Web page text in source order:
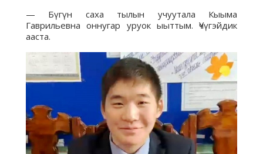
— Бүгүн саха тылын учуутала Кыыма
Гаврильевна оннугар уруок ыыттым. Үчүгэйдик
ааста.